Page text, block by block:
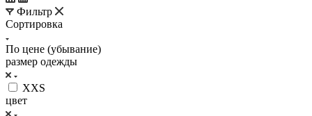
Фильтр
Сортировка
По цене (убывание)
размер одежды
XXS
цвет